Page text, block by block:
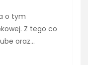
o tym
Z tego co
oraz…